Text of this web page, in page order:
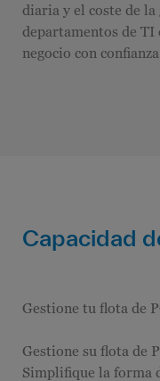
diaria y el coste de
departamentos de TI
negocio con
Capacidad
Gestione tu flota de
Gestione su flota de
Simplifique la forma